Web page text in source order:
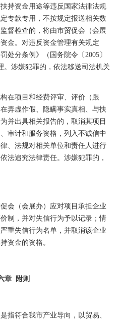
持资金用途等违反国家法律法规
专款专用，不按规定报送相关数
督检查的，将由市贸促会（会展
金。对违反资金管理有关规定
处分条例》（国务院令〔2005〕
。涉嫌犯罪的，依法移送司法机关
在项目和经费评审、评价（跟
弄虚作假、隐瞒事实真相、与扶
并出具相关报告的，取消其项目
审计和服务资格，列入不诚信中
、法规对相关单位和责任人进行
法追究法律责任。涉嫌犯罪的，
会（会展办）应对项目承担企业
制，并对失信行为予以记录；情
重失信行为名单，并取消该企业
资金的资格。
章 附则
指符合我市产业导向，以贸易、